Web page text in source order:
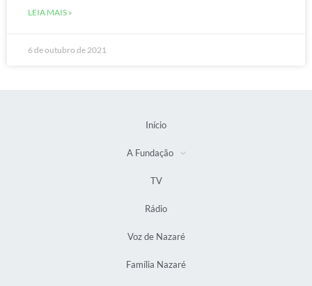
LEIA MAIS »
6 de outubro de 2021
Início
A Fundação
TV
Rádio
Voz de Nazaré
Família Nazaré